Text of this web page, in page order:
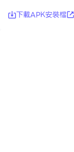
下載APK安裝檔